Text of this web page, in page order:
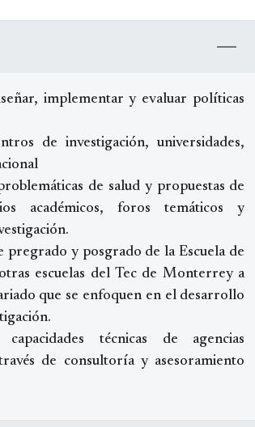
implementar y evaluar políticas
de investigación, universidades,
de salud y propuestas de
académicos, foros temáticos y
y posgrado de la Escuela de
escuelas del Tec de Monterrey a
que se enfoquen en el desarrollo
técnicas de agencias
de consultoría y asesoramiento